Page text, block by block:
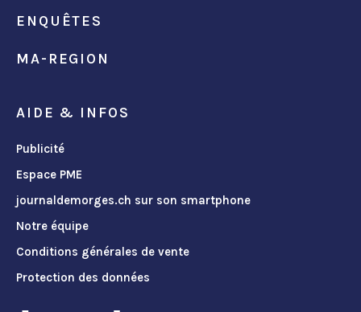
ENQUÊTES
MA-REGION
AIDE & INFOS
Publicité
Espace PME
journaldemorges.ch sur son smartphone
Notre équipe
Conditions générales de vente
Protection des données